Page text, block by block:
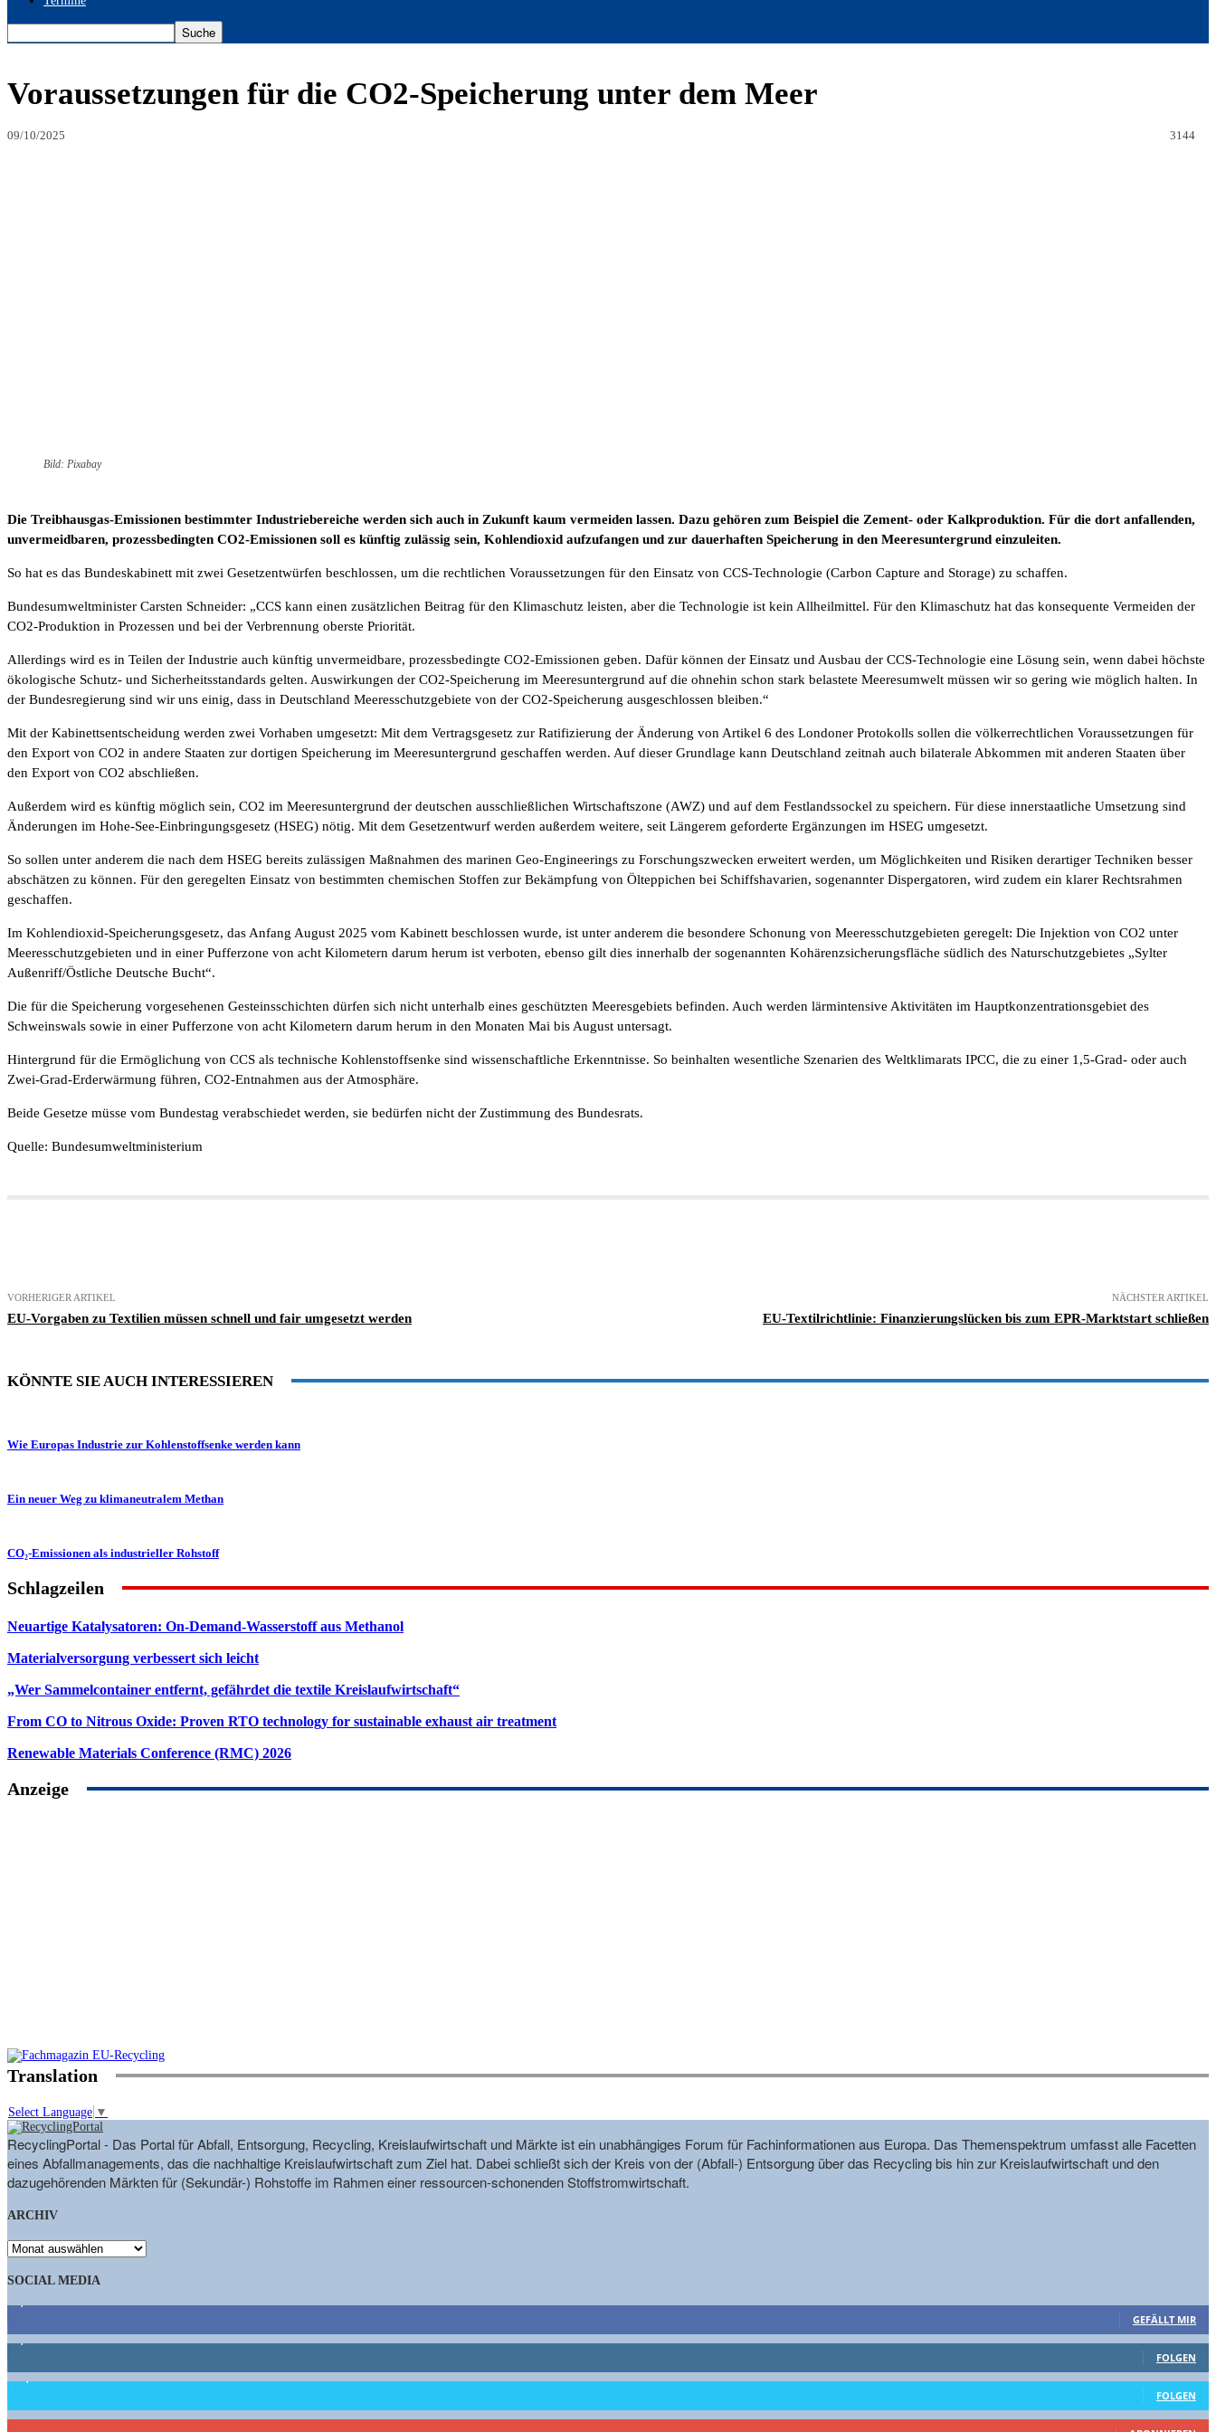
Voraussetzungen für die CO2-Speicherung unter dem Meer
09/10/2025 3144
Bild: Pixabay
Die Treibhausgas-Emissionen bestimmter Industriebereiche werden sich auch in Zukunft kaum vermeiden lassen. Dazu gehören zum Beispiel die Zement- oder Kalkproduktion. Für die dort anfallenden,
unvermeidbaren, prozessbedingten CO2-Emissionen soll es künftig zulässig sein, Kohlendioxid aufzufangen und zur dauerhaften Speicherung in den Meeresuntergrund einzuleiten.
So hat es das Bundeskabinett mit zwei Gesetzentwürfen beschlossen, um die rechtlichen Voraussetzungen für den Einsatz von CCS-Technologie (Carbon Capture and Storage) zu schaffen.
Bundesumweltminister Carsten Schneider: „CCS kann einen zusätzlichen Beitrag für den Klimaschutz leisten, aber die Technologie ist kein Allheilmittel. Für den Klimaschutz hat das konsequente Vermeiden der
CO2-Produktion in Prozessen und bei der Verbrennung oberste Priorität.
Allerdings wird es in Teilen der Industrie auch künftig unvermeidbare, prozessbedingte CO2-Emissionen geben. Dafür können der Einsatz und Ausbau der CCS-Technologie eine Lösung sein, wenn dabei höchste
ökologische Schutz- und Sicherheitsstandards gelten. Auswirkungen der CO2-Speicherung im Meeresuntergrund auf die ohnehin schon stark belastete Meeresumwelt müssen wir so gering wie möglich halten. In
der Bundesregierung sind wir uns einig, dass in Deutschland Meeresschutzgebiete von der CO2-Speicherung ausgeschlossen bleiben.“
Mit der Kabinettsentscheidung werden zwei Vorhaben umgesetzt: Mit dem Vertragsgesetz zur Ratifizierung der Änderung von Artikel 6 des Londoner Protokolls sollen die völkerrechtlichen Voraussetzungen für
den Export von CO2 in andere Staaten zur dortigen Speicherung im Meeresuntergrund geschaffen werden. Auf dieser Grundlage kann Deutschland zeitnah auch bilaterale Abkommen mit anderen Staaten über
den Export von CO2 abschließen.
Außerdem wird es künftig möglich sein, CO2 im Meeresuntergrund der deutschen ausschließlichen Wirtschaftszone (AWZ) und auf dem Festlandssockel zu speichern. Für diese innerstaatliche Umsetzung sind
Änderungen im Hohe-See-Einbringungsgesetz (HSEG) nötig. Mit dem Gesetzentwurf werden außerdem weitere, seit Längerem geforderte Ergänzungen im HSEG umgesetzt.
So sollen unter anderem die nach dem HSEG bereits zulässigen Maßnahmen des marinen Geo-Engineerings zu Forschungszwecken erweitert werden, um Möglichkeiten und Risiken derartiger Techniken besser
abschätzen zu können. Für den geregelten Einsatz von bestimmten chemischen Stoffen zur Bekämpfung von Ölteppichen bei Schiffshavarien, sogenannter Dispergatoren, wird zudem ein klarer Rechtsrahmen
geschaffen.
Im Kohlendioxid-Speicherungsgesetz, das Anfang August 2025 vom Kabinett beschlossen wurde, ist unter anderem die besondere Schonung von Meeresschutzgebieten geregelt: Die Injektion von CO2 unter
Meeresschutzgebieten und in einer Pufferzone von acht Kilometern darum herum ist verboten, ebenso gilt dies innerhalb der sogenannten Kohärenzsicherungsfläche südlich des Naturschutzgebietes „Sylter
Außenriff/Östliche Deutsche Bucht“.
Die für die Speicherung vorgesehenen Gesteinsschichten dürfen sich nicht unterhalb eines geschützten Meeresgebiets befinden. Auch werden lärmintensive Aktivitäten im Hauptkonzentrationsgebiet des
Schweinswals sowie in einer Pufferzone von acht Kilometern darum herum in den Monaten Mai bis August untersagt.
Hintergrund für die Ermöglichung von CCS als technische Kohlenstoffsenke sind wissenschaftliche Erkenntnisse. So beinhalten wesentliche Szenarien des Weltklimarats IPCC, die zu einer 1,5-Grad- oder auch
Zwei-Grad-Erderwärmung führen, CO2-Entnahmen aus der Atmosphäre.
Beide Gesetze müsse vom Bundestag verabschiedet werden, sie bedürfen nicht der Zustimmung des Bundesrats.
Quelle: Bundesumweltministerium
VORHERIGER ARTIKEL
EU-Vorgaben zu Textilien müssen schnell und fair umgesetzt werden
NÄCHSTER ARTIKEL
EU-Textilrichtlinie: Finanzierungslücken bis zum EPR-Marktstart schließen
KÖNNTE SIE AUCH INTERESSIEREN
Wie Europas Industrie zur Kohlenstoffsenke werden kann
Ein neuer Weg zu klimaneutralem Methan
CO₂-Emissionen als industrieller Rohstoff
Schlagzeilen
Neuartige Katalysatoren: On-Demand-Wasserstoff aus Methanol
Materialversorgung verbessert sich leicht
„Wer Sammelcontainer entfernt, gefährdet die textile Kreislaufwirtschaft“
From CO to Nitrous Oxide: Proven RTO technology for sustainable exhaust air treatment
Renewable Materials Conference (RMC) 2026
Anzeige
Translation
Select Language ▼
RecyclingPortal - Das Portal für Abfall, Entsorgung, Recycling, Kreislaufwirtschaft und Märkte ist ein unabhängiges Forum für Fachinformationen aus Europa. Das Themenspektrum umfasst alle Facetten
eines Abfallmanagements, das die nachhaltige Kreislaufwirtschaft zum Ziel hat. Dabei schließt sich der Kreis von der (Abfall-) Entsorgung über das Recycling bis hin zur Kreislaufwirtschaft und den
dazugehörenden Märkten für (Sekundär-) Rohstoffe im Rahmen einer ressourcen-schonenden Stoffstromwirtschaft.
ARCHIV
ARCHIV
SOCIAL MEDIA
GEFÄLLT MIR
1,662 Follower
FOLGEN
15,658 Follower
FOLGEN
460 Abonnenten